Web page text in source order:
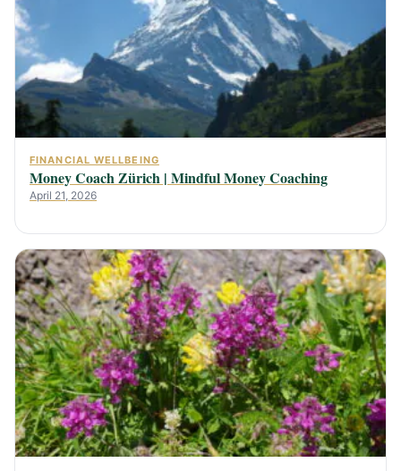
FINANCIAL WELLBEING
Money Coach Zürich | Mindful Money Coaching
April 21, 2026